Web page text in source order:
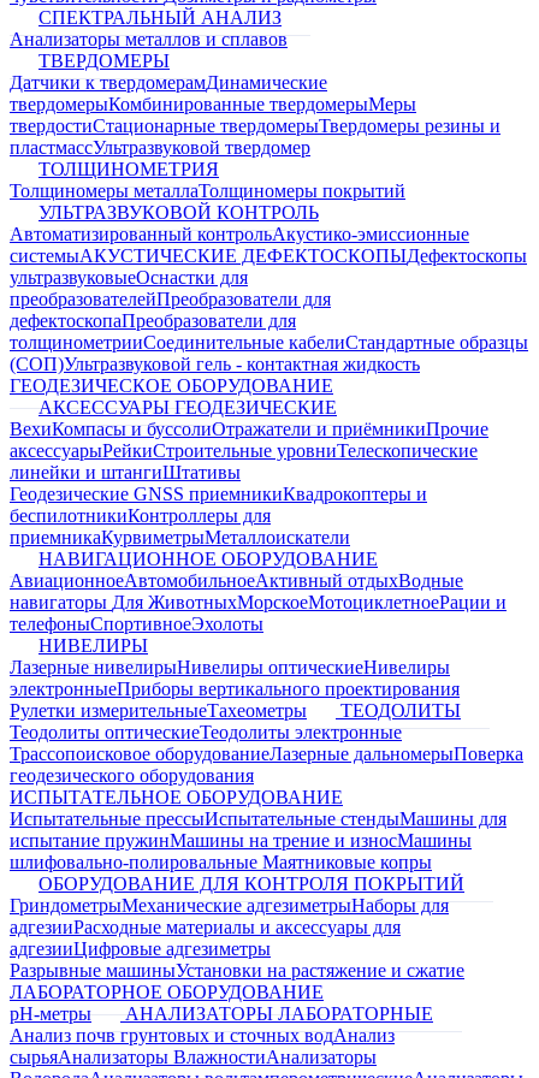
СПЕКТРАЛЬНЫЙ АНАЛИЗ
Анализаторы металлов и сплавов
ТВЕРДОМЕРЫ
Датчики к твердомерамДинамические
твердомерыКомбинированные твердомерыМеры
твердостиСтационарные твердомерыТвердомеры резины и
пластмассУльтразвуковой твердомер
ТОЛЩИНОМЕТРИЯ
Толщиномеры металлаТолщиномеры покрытий
УЛЬТРАЗВУКОВОЙ КОНТРОЛЬ
Автоматизированный контрольАкустико-эмиссионные
системыАКУСТИЧЕСКИЕ ДЕФЕКТОСКОПЫДефектоскопы
ультразвуковыеОснастки для
преобразователейПреобразователи для
дефектоскопаПреобразователи для
толщинометрииСоединительные кабелиСтандартные образцы
(СОП)Ультразвуковой гель - контактная жидкость
ГЕОДЕЗИЧЕСКОЕ ОБОРУДОВАНИЕ
АКСЕССУАРЫ ГЕОДЕЗИЧЕСКИЕ
ВехиКомпасы и буссолиОтражатели и приёмникиПрочие
аксессуарыРейкиСтроительные уровниТелескопические
линейки и штангиШтативы
Геодезические GNSS приемникиКвадрокоптеры и
беспилотникиКонтроллеры для
приемникаКурвиметрыМеталлоискатели
НАВИГАЦИОННОЕ ОБОРУДОВАНИЕ
АвиационноеАвтомобильноеАктивный отдыхВодные
навигаторы Для ЖивотныхМорскоеМотоциклетноеРации и
телефоныСпортивноеЭхолоты
НИВЕЛИРЫ
Лазерные нивелирыНивелиры оптическиеНивелиры
электронныеПриборы вертикального проектирования
Рулетки измерительныеТахеометры
ТЕОДОЛИТЫ
Теодолиты оптическиеТеодолиты электронные
Трассопоисковое оборудованиеЛазерные дальномерыПоверка
геодезического оборудования
ИСПЫТАТЕЛЬНОЕ ОБОРУДОВАНИЕ
Испытательные прессыИспытательные стендыМашины для
испытание пружинМашины на трение и износМашины
шлифовально-полировальные Маятниковые копры
ОБОРУДОВАНИЕ ДЛЯ КОНТРОЛЯ ПОКРЫТИЙ
ГриндометрыМеханические адгезиметрыНаборы для
адгезииРасходные материалы и аксессуары для
адгезииЦифровые адгезиметры
Разрывные машиныУстановки на растяжение и сжатие
ЛАБОРАТОРНОЕ ОБОРУДОВАНИЕ
pH-метры
АНАЛИЗАТОРЫ ЛАБОРАТОРНЫЕ
Анализ почв грунтовых и сточных водАнализ
сырьяАнализаторы ВлажностиАнализаторы